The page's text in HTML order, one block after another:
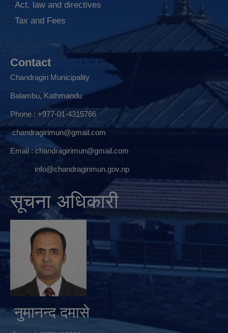
Act, law and directives
Tax and Fees
Contact
Chandragiri Municipality
Balambu, Kathmandu
Phone : +977-01-4315766
chandragirimun@gmail.com
Email :chandragirimun@gmail.com
info@chandragirimun.gov.np
सूचना अधिकारी
नुमानन्द दमासे